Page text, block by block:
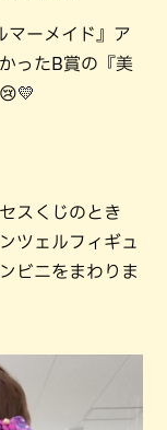
マーメイド』ア
ったB賞の『美
スくじのとき
ツェルフィギュ
ビニをまわりま